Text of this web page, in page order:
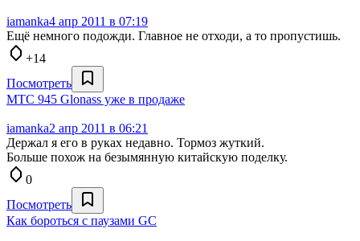
iamanka4 апр 2011 в 07:19
Ещё немного подожди. Главное не отходи, а то пропустишь.
+14
Посмотреть
МТС 945 Glonass уже в продаже
iamanka2 апр 2011 в 06:21
Держал я его в руках недавно. Тормоз жуткий.
Больше похож на безымянную китайскую поделку.
0
Посмотреть
Как бороться с паузами GC